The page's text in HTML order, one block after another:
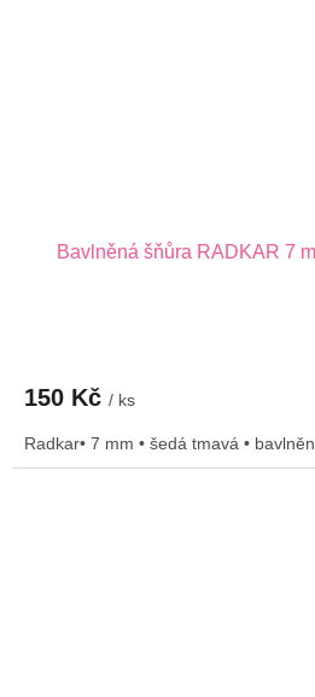
Bavlněná šňůra RADKAR 7
150 Kč / ks
Radkar• 7 mm • šedá tmavá •